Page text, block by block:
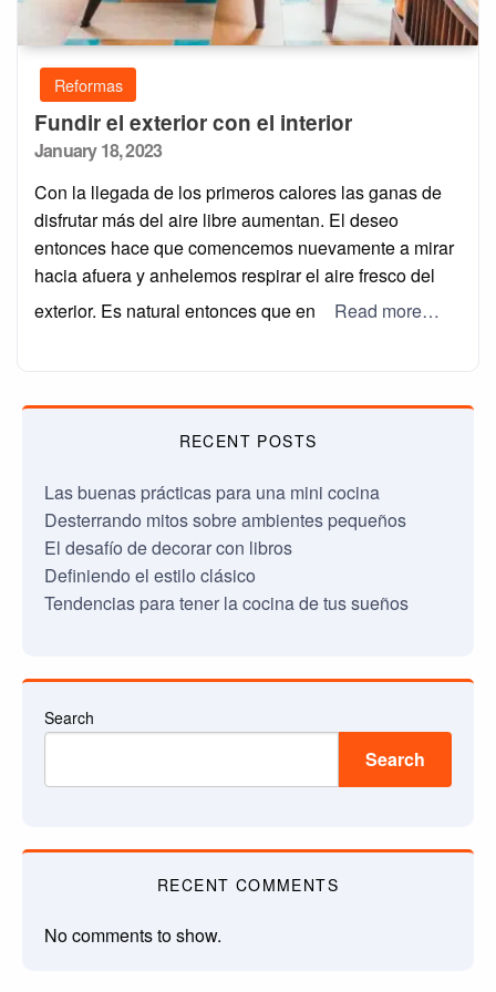
Reformas
Fundir el exterior con el interior
Posted
January 18, 2023
Con la llegada de los primeros calores las ganas de
disfrutar más del aire libre aumentan. El deseo
entonces hace que comencemos nuevamente a mirar
hacia afuera y anhelemos respirar el aire fresco del
exterior. Es natural entonces que en
Read more…
RECENT POSTS
Las buenas prácticas para una mini cocina
Desterrando mitos sobre ambientes pequeños
El desafío de decorar con libros
Definiendo el estilo clásico
Tendencias para tener la cocina de tus sueños
Search
Search
RECENT COMMENTS
No comments to show.